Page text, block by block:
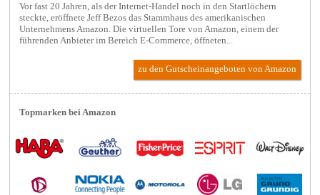
Vor fast 20 Jahren, als der Internet-Handel noch in den Startlöchern
steckte, eröffnete Jeff Bezos das Stammhaus des amerikanischen
Unternehmens Amazon. Die virtuellen Tore von Amazon, einem der
führenden Anbieter im Bereich E-Commerce, öffneten...
zu den Gutscheinangeboten von Amazon
Topmarken bei Amazon